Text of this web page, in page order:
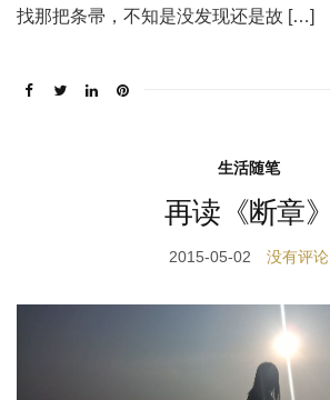
找那把条帚，不知是没发现还是故 […]
生活随笔
再读《断章》
2015-05-02 没有评论